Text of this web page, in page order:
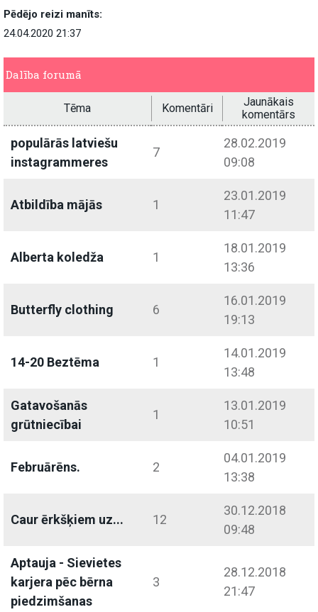
Pēdējo reizi manīts:
24.04.2020 21:37
Dalība forumā
Tēma Komentāri
Jaunākais
komentārs
populārās latviešu
instagrammeres
7
28.02.2019
09:08
Atbildība mājās 1
23.01.2019
11:47
Alberta koledža 1
18.01.2019
13:36
Butterfly clothing 6
16.01.2019
19:13
14-20 Beztēma 1
14.01.2019
13:48
Gatavošanās
grūtniecībai
1
13.01.2019
10:51
Februārēns. 2
04.01.2019
13:38
Caur ērkšķiem uz... 12
30.12.2018
09:48
Aptauja - Sievietes
karjera pēc bērna
piedzimšanas
3
28.12.2018
21:47